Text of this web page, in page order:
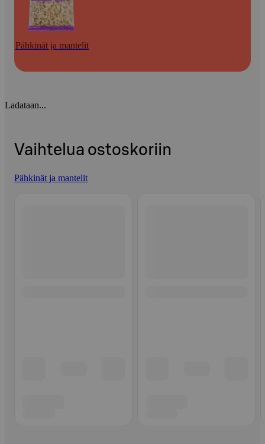
Pähkinät ja mantelit
Ladataan...
Vaihtelua ostoskoriin
Pähkinät ja mantelit